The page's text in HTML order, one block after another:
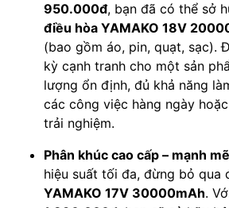
950.000đ, bạn đã có thể sở
điều hòa YAMAKO 18V
(bao gồm áo, pin, quạt, sạc).
kỳ cạnh tranh cho một sản
lượng ổn định, đủ khả năng
các công việc hàng ngày
trải nghiệm.
Phân khúc cao cấp – mạnh
hiệu suất tối đa, đừng bỏ qua
YAMAKO 17V 30000mAh.